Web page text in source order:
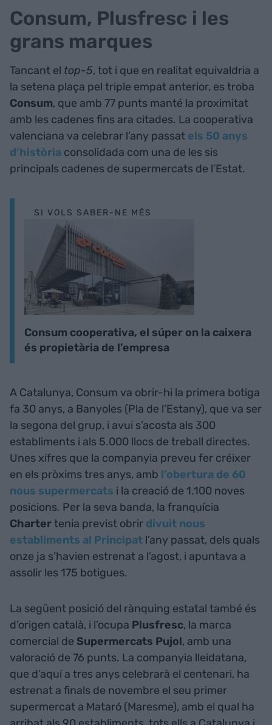
Consum, Plusfresc i les
grans marques
Tancant el top-5, tot i que en realitat equivaldria a
la setena plaça pel triple empat anterior, es troba
Consum, que amb 77 punts manté la proximitat
amb les cadenes fins ara citades. La cooperativa
valenciana va celebrar l’any passat els 50 anys
d’història consolidada com una de les sis
principals cadenes de supermercats de l’Estat.
SI VOLS SABER-NE MÉS
Consum cooperativa, el súper on la caixera
és propietària de l’empresa
A Catalunya, Consum va obrir-hi la primera botiga
fa 30 anys, a Banyoles (Pla de l’Estany), que va ser
la segona del grup, i avui s’acosta als 300
establiments i als 5.000 llocs de treball directes.
Unes xifres que la companyia preveu fer créixer
en els pròxims tres anys, amb l’obertura de 60
nous supermercats i la creació de 1.100 noves
posicions. Per la seva banda, la franquícia
Chartertenia previst obrir divuit nous
establiments al Principat l’any passat, dels quals
onze ja s’havien estrenat a l’agost, i apuntava a
assolir les 175 botigues.
La següent posició del rànquing estatal també és
d’origen català, i l’ocupa Plusfresc, la marca
comercial de Supermercats Pujol, amb una
valoració de 76 punts. La companyia lleidatana,
que d’aquí a tres anys celebrarà el centenari, ha
estrenat a finals de novembre el seu primer
supermercat a Mataró (Maresme), amb el qual ha